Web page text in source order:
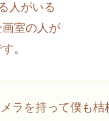
人がいる
室の人が
。
ラを持って僕も桔